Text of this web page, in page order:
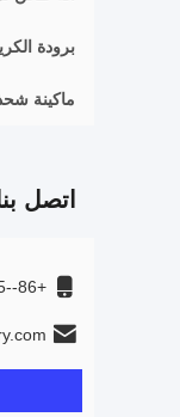
برودة
ماكينة
اتصل
+86--18137673245